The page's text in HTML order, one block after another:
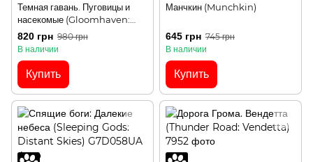
Темная гавань. Пуговицы и
насекомые (Gloomhaven:
Buttons & Bugs)
820 грн 980 грн
В наличии
Купить
Манчкин (Munchkin)
645 грн 745 грн
В наличии
Купить